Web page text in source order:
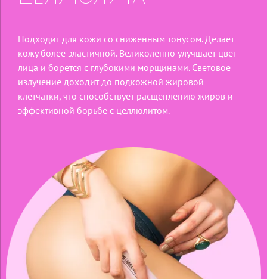
Подходит для кожи со сниженным тонусом. Делает
кожу более эластичной. Великолепно улучшает цвет
лица и борется с глубокими морщинами. Световое
излучение доходит до подкожной жировой
клетчатки, что способствует расщеплению жиров и
эффективной борьбе с целлюлитом.